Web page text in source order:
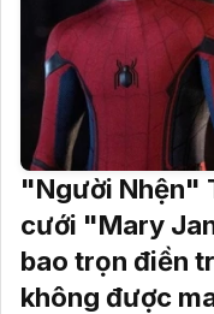
"Người Nhện"
cưới "Mary
bao trọn điền
không được